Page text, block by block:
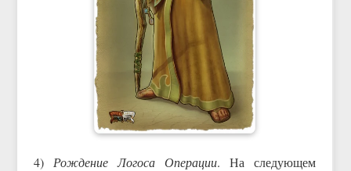
4) Рождение Логоса Операции. На следующем